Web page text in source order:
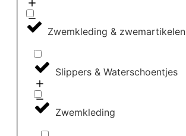
Zwemkleding & zwemartikelen
Slippers & Waterschoentjes
Zwemkleding